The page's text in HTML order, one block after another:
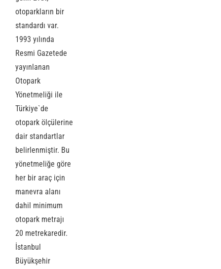
otoparkların bir
standardı var.
1993 yılında
Resmi Gazetede
yayınlanan
Otopark
Yönetmeliği ile
Türkiye`de
otopark ölçülerine
dair standartlar
belirlenmiştir. Bu
yönetmeliğe göre
her bir araç için
manevra alanı
dahil minimum
otopark metrajı
20 metrekaredir.
İstanbul
Büyükşehir